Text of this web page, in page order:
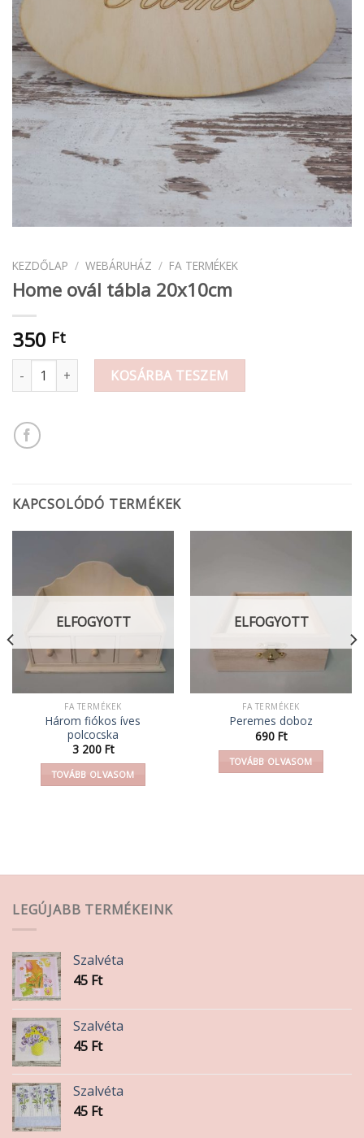
KEZDŐLAP / WEBÁRUHÁZ / FA TERMÉKEK
Home ovál tábla 20x10cm
350 Ft
Home ovál tábla 20x10cm mennyiség
KOSÁRBA TESZEM
KAPCSOLÓDÓ TERMÉKEK
ELFOGYOTT
FA TERMÉKEK
Három fiókos íves
polcocska
3 200 Ft
TOVÁBB OLVASOM
ELFOGYOTT
FA TERMÉKEK
Peremes doboz
690 Ft
TOVÁBB OLVASOM
LEGÚJABB TERMÉKEINK
Szalvéta
45 Ft
Szalvéta
45 Ft
Szalvéta
45 Ft